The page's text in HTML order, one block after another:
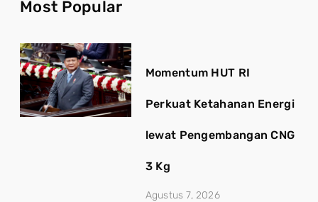
Most Popular
Momentum HUT RI
Perkuat Ketahanan Energi
lewat Pengembangan CNG
3 Kg
Agustus 7, 2026